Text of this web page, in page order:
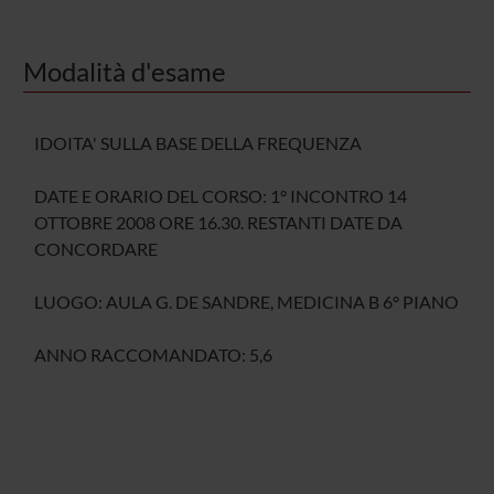
Modalità d'esame
IDOITA' SULLA BASE DELLA FREQUENZA
DATE E ORARIO DEL CORSO: 1° INCONTRO 14
OTTOBRE 2008 ORE 16.30. RESTANTI DATE DA
CONCORDARE
LUOGO: AULA G. DE SANDRE, MEDICINA B 6° PIANO
ANNO RACCOMANDATO: 5,6